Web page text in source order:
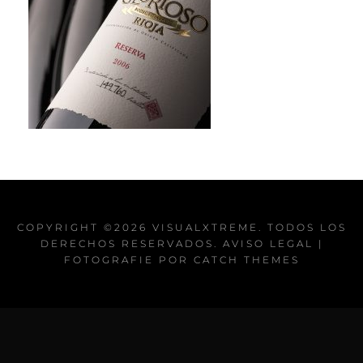
COPYRIGHT ©2026 VISUALXTREME . TODOS LOS
DERECHOS RESERVADOS. AVISO LEGAL
|
FOTOGRAFIE POR CATCH THEMES